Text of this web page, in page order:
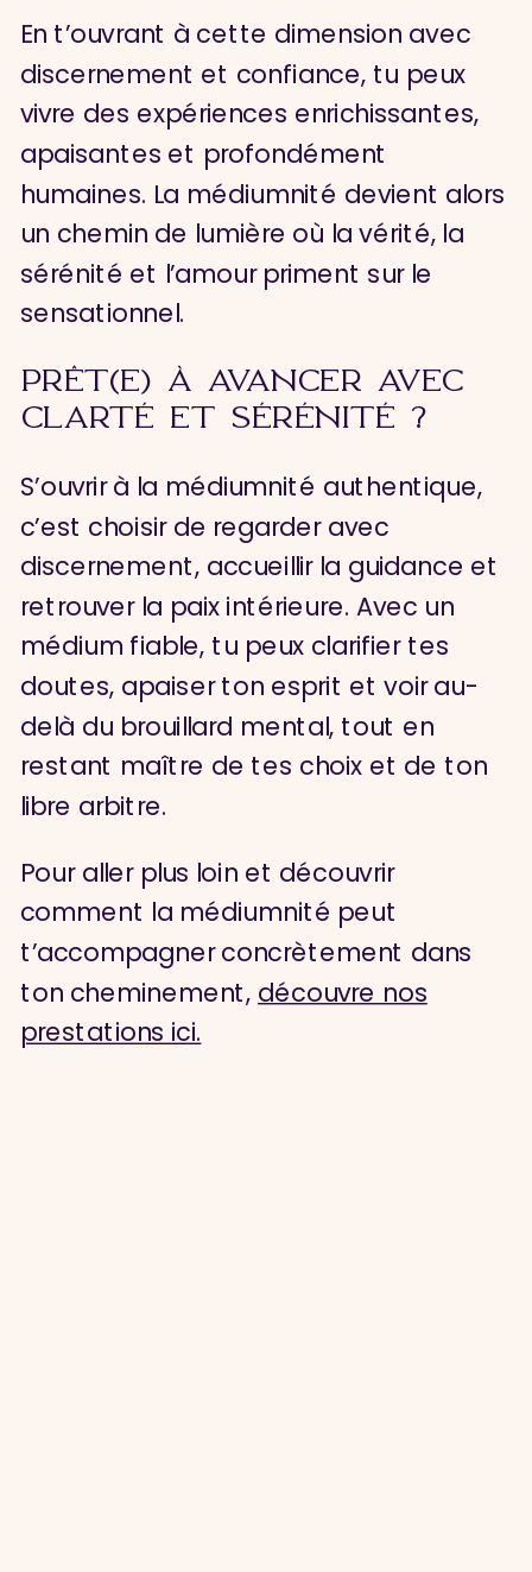
En t’ouvrant à cette dimension avec
discernement et confiance, tu peux
vivre des expériences enrichissantes,
apaisantes et profondément
humaines. La médiumnité devient alors
un chemin de lumière où la vérité, la
sérénité et l’amour priment sur le
sensationnel.
PRÊT(E) À AVANCER AVEC
CLARTÉ ET SÉRÉNITÉ ?
S’ouvrir à la médiumnité authentique,
c’est choisir de regarder avec
discernement, accueillir la guidance et
retrouver la paix intérieure. Avec un
médium fiable, tu peux clarifier tes
doutes, apaiser ton esprit et voir au-
delà du brouillard mental, tout en
restant maître de tes choix et de ton
libre arbitre.
Pour aller plus loin et découvrir
comment la médiumnité peut
t’accompagner concrètement dans
ton cheminement, découvre nos
prestations ici.